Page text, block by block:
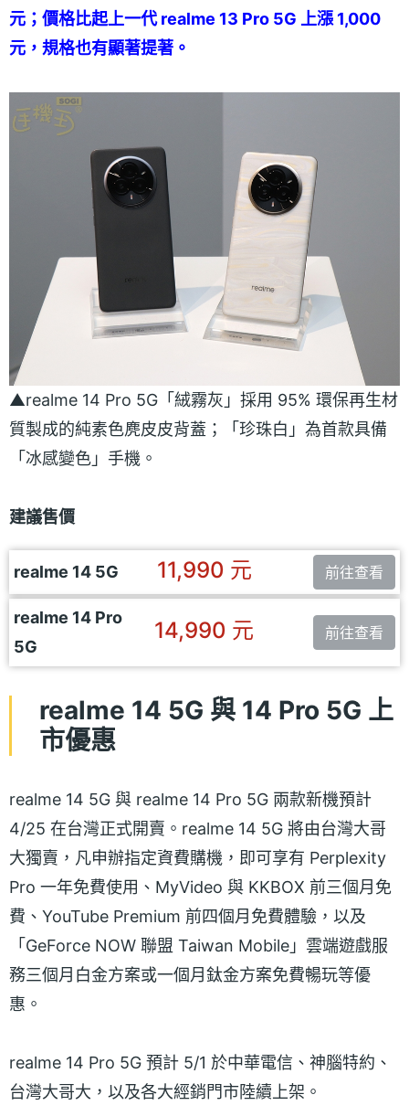
元；價格比起上一代 realme 13 Pro 5G 上漲 1,000
元，規格也有顯著提著。
▲realme 14 Pro 5G「絨霧灰」採用 95% 環保再生材
質製成的純素色麂皮皮背蓋；「珍珠白」為首款具備
「冰感變色」手機。
建議售價
realme 14 5G 11,990 元 前往查看
realme 14 Pro
5G
14,990 元 前往查看
realme 14 5G 與 14 Pro 5G 上
市優惠
realme 14 5G 與 realme 14 Pro 5G 兩款新機預計
4/25 在台灣正式開賣。realme 14 5G 將由台灣大哥
大獨賣，凡申辦指定資費購機，即可享有 Perplexity
Pro 一年免費使用、MyVideo 與 KKBOX 前三個月免
費、YouTube Premium 前四個月免費體驗，以及
「GeForce NOW 聯盟 Taiwan Mobile」雲端遊戲服
務三個月白金方案或一個月鈦金方案免費暢玩等優
惠。
realme 14 Pro 5G 預計 5/1 於中華電信、神腦特約、
台灣大哥大，以及各大經銷門市陸續上架。